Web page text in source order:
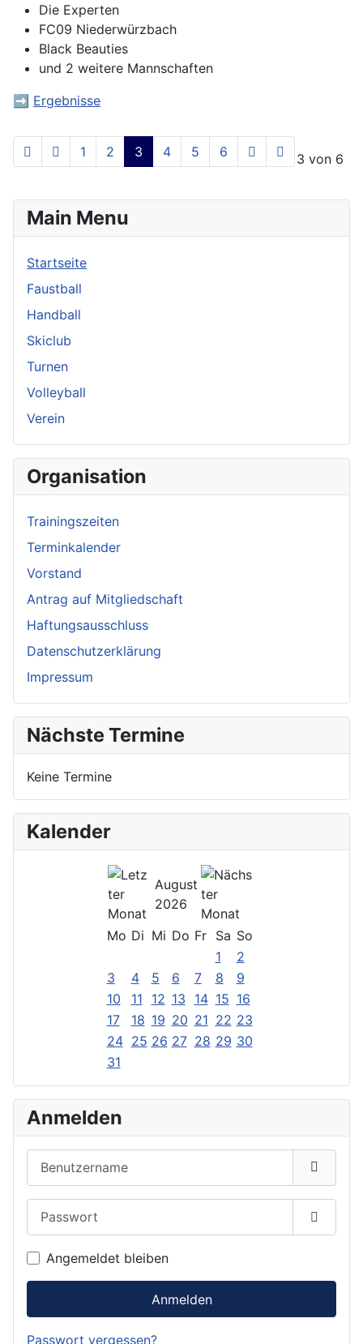
Die Experten
FC09 Niederwürzbach
Black Beauties
und 2 weitere Mannschaften
➡️ Ergebnisse
Seite 3 von 6
1 2 3 4 5 6
Main Menu
Startseite
Faustball
Handball
Skiclub
Turnen
Volleyball
Verein
Organisation
Trainingszeiten
Terminkalender
Vorstand
Antrag auf Mitgliedschaft
Haftungsausschluss
Datenschutzerklärung
Impressum
Nächste Termine
Keine Termine
Kalender
August
2026
Mo Di Mi Do Fr Sa So
1
2
3
4 5 6 7 8
9
10
11 12 13 14 15 16
17
18 19 20 21 22 23
24 25 26 27 28 29 30
31
Anmelden
Angemeldet bleiben
Anmelden
Passwort vergessen?